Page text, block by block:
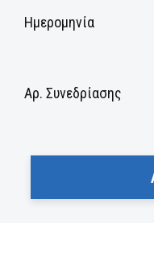
Ημερομηνία
Αρ. Συνεδρίασης